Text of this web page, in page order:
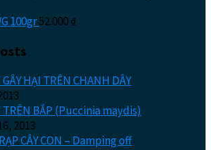
100gr52.000₫
HẠI TRÊN CHANH DÂY
TRÊN BẮP (Puccinia maydis)
2013
CÂY CON – Damping off